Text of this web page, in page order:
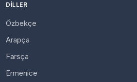
DILLER
Özbekçe
Arapça
Farsça
Ermenice